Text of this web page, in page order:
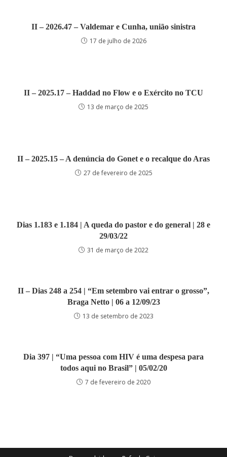
II – 2026.47 – Valdemar e Cunha, união sinistra
17 de julho de 2026
II – 2025.17 – Haddad no Flow e o Exército no TCU
13 de março de 2025
II – 2025.15 – A denúncia do Gonet e o recalque do Aras
27 de fevereiro de 2025
Dias 1.183 e 1.184 | A queda do pastor e do general | 28 e
29/03/22
31 de março de 2022
II – Dias 248 a 254 | “Em setembro vai entrar o grosso”,
Braga Netto | 06 a 12/09/23
13 de setembro de 2023
Dia 397 | “Uma pessoa com HIV é uma despesa para
todos aqui no Brasil” | 05/02/20
7 de fevereiro de 2020